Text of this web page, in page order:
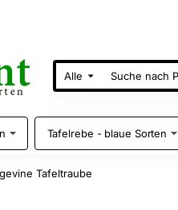
Alle
Suche
nach
Tafelrebe - blaue Sorten
Tafeltraube